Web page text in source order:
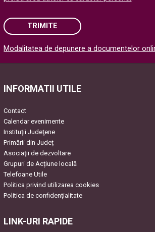
TRIMITE
Please leave this field empty.
Modalitatea de depunere a documentelor
INFORMATII UTILE
Contact
Calendar evenimente
Instituţii Judeţene
Primării din Județ
Asociaţii de dezvoltare
Grupuri de Acțiune locală
Telefoane Utile
Politica privind utilizarea cookies
Politica de confidențialitate
LINK-URI RAPIDE